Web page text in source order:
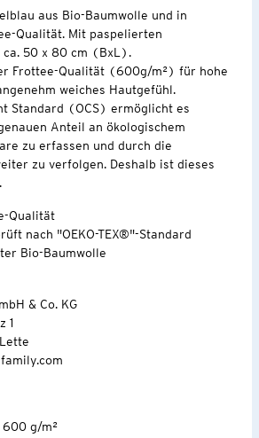
aus Bio-Baumwolle und in
Qualität. Mit paspelierten
ca. 50 x 80 cm (BxL).
Frottee-Qualität (600g/m²) für hohe
weiches Hautgefühl.
Standard (OCS) ermöglicht es
Anteil an ökologischem
zu erfassen und durch die
zu verfolgen. Deshalb ist dieses
Qualität
nach "OEKO-TEX®"-Standard
Bio-Baumwolle
& Co. KG
1
600 g/m²